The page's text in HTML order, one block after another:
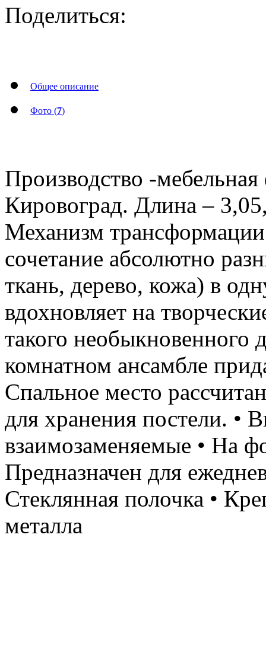
Поделиться:
Общее описание
Фото (7)
Производство -
Кировоград. Длина –
Механизм
сочетание абсолютно
ткань, дерево, кожа) в
вдохновляет на
такого необыкновенного
комнатном ансамбле
Спальное место
для хранения постели. •
взаимозаменяемые • На
Предназначен для
Стеклянная полочка •
металла